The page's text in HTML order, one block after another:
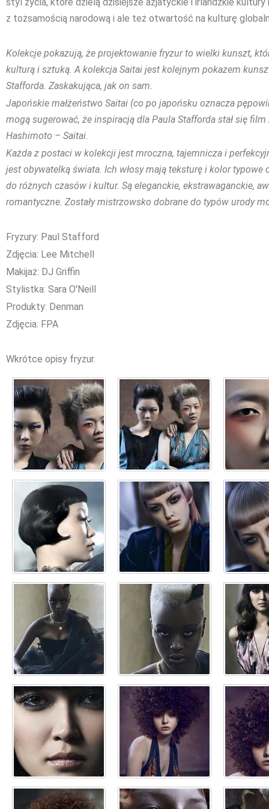
z tożsamością narodową i ale też otwartość na kulturę
Kolekcje pokazują, że projektowanie fryzur to wielki kunszt,
kulturą i sztuką. A kolekcja Saitai jest kolejnym pokazem
Stafforda. Zaskakująca, jak on sam.
Japońskie małżeństwo Saitai (co po japońsku oznacza
mogą sugerować, że inspiracją dla Paula Stafforda stał się
Hashimoto – Saitai.
Każda z postaci w kolekcji jest mroczna, tajemnicza i
jest obywatelką świata. Ich włosy mają teksturę i kolor
do różnych czasów i kultur. Są eleganckie, ekstrawaganckie,
romantyczne. Zostały mistrzowsko dobrane do typów urody
Fryzury: Paul Stafford
Zdjęcia: Lee Mitchell
Makijaż: DJ Griffin
Stylistka: Sara O'Neill
Produkty: Denman
Zdjęcia: FPA
Wkrótce opisy fryzur.